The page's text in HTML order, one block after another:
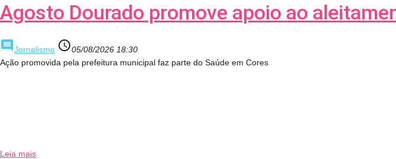
Agosto Dourado promove apoio ao
comment Jornalismo access_time05/08/2026 18:30
Ação promovida pela prefeitura municipal faz parte do Saúde em Cores
Leia mais